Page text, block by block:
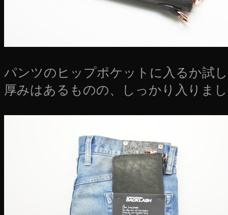
パンツのヒップポケットに入るか試
厚みはあるものの、しっかり入りま